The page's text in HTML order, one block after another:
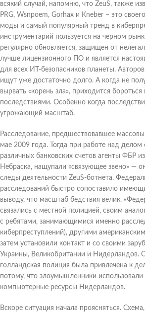
всякий случай, напомню, что ZeuS, также
PRG, Wsnpoem, Gorhax и Kneber – это
моды и самый популярный тренд в
инструментарий пользуется на черном
регулярно обновляется, защищен от
лучше лицензионного ПО и является
для всех ИТ-безопасников планеты.
ищут уже достаточно долго. А когда не
вырвать «корень зла», приходится
последствиями. Особенно когда
угрожающий масштаб.
Расследование, предшествовавшее
мае 2009 года. Тогда при работе над делом
различных банковских счетов агенты ФБР
Небраска, нащупали «связующее звено» —
следы деятельности ZeuS-ботнета.
расследований быстро сопоставило
выводу, что масштаб бедствия велик.
связались с местной полицией, своим
с ребятами, занимающимися именно
киберпреступлений), другими
затем установили контакт и со своими
Украины, Великобритании и Нидерландов.
голландская полиция была привлечена к
потому, что злоумышленники
компьютерные ресурсы Нидерландов.
Вскоре ситуация начала проясняться.